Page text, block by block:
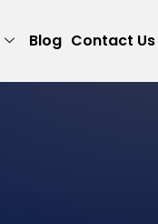
Blog Contact Us